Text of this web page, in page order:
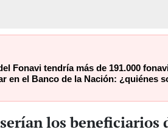
Fonavi tendría más de 191.000
en el Banco de la Nación: ¿quiénes
los beneficiarios